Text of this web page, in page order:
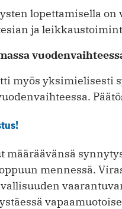
lopettamisella
ja
myös yksimielisesti
määräävänsä
mennessä.